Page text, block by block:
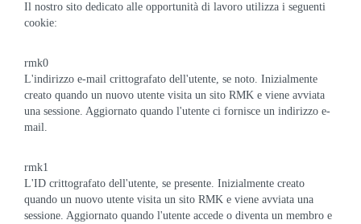
Il nostro sito dedicato alle opportunità di lavoro utilizza i seguenti
cookie:
rmk0
L'indirizzo e-mail crittografato dell'utente, se noto. Inizialmente
creato quando un nuovo utente visita un sito RMK e viene avviata
una sessione. Aggiornato quando l'utente ci fornisce un indirizzo e-
mail.
rmk1
L'ID crittografato dell'utente, se presente. Inizialmente creato
quando un nuovo utente visita un sito RMK e viene avviata una
sessione. Aggiornato quando l'utente accede o diventa un membro e